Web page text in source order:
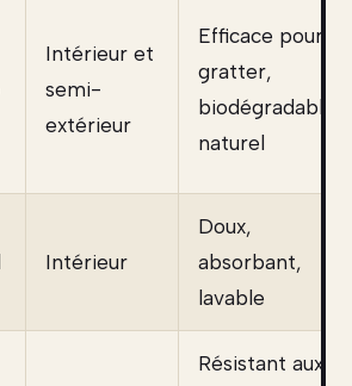
Intérieur et
semi-
extérieur
Efficace pour
gratter,
biodégradable,
naturel
Intérieur
Doux,
absorbant,
lavable
Résistant aux